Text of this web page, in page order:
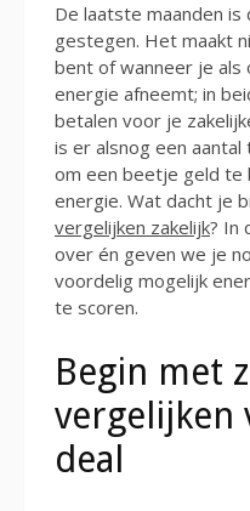
De laatste maanden
gestegen. Het maakt
bent of wanneer je als
energie afneemt; in
betalen voor je
is er alsnog een
om een beetje geld te
energie. Wat dacht je
vergelijken zakelijk? In
over én geven we je
voordelig mogelijk
te scoren.
Begin met
vergelijken
deal